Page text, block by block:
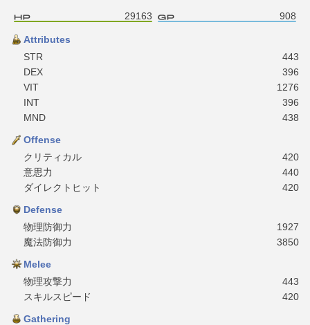
29163 908
Attributes
STR
443
DEX
396
VIT
1276
INT
396
MND
438
Offense
クリティカル
420
意思力
440
ダイレクトヒット
420
Defense
物理防御力
1927
魔法防御力
3850
Melee
物理攻撃力
443
スキルスピード
420
Gathering